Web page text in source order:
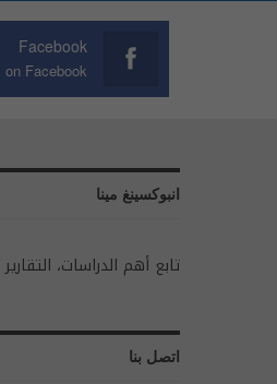
Facebook
on Facebook
انبوكسينغ مينا
تابع أهم الدراسات،
اتصل بنا